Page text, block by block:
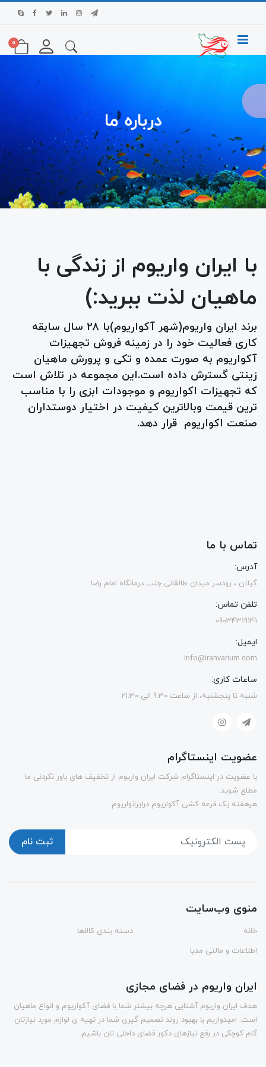
0
درباره ما
با ایران واریوم از زندگی با
ماهیان لذت ببرید:)
برند ایران واریوم(شهر آکواریوم)با 28 سال سابقه
کاری فعالیت خود را در زمینه فروش تجهیزات
آکواریوم به صورت عمده و تکی و پرورش ماهیان
زینتی گسترش داده است.این مجموعه در تلاش است
که تجهیزات اکواریوم و موجودات ابزی را با مناسب
ترین قیمت وبالاترین کیفیت در اختیار دوستداران
صنعت اکواریوم قرار دهد.
تماس با ما
آدرس:
گیلان ، رودسر میدان طالقانی جنب درمانگاه امام رضا
تلفن تماس:
09034319141
ایمیل:
info@iranvarium.com
ساعات کاری:
شنبه تا پنجشنبه، از ساعت 9.30 الی 21.30
عضویت اینستاگرام
با عضویت در اینستاگرام شرکت ایران واریوم از تخفیف های باور نکردنی ما
مطلع شوید.
هرهفته یک قرعه کشی آکواریوم درایرانواریوم
ثبت نام
منوی وب‌سایت
خانه
دسته بندی کالاها
اطلاعات و مالتی مدیا
ایران واریوم در فضای مجازی
هدف ایران واریوم آشنایی هرچه بیشتر شما با فضای آکواریوم و انواع ماهیان
است. امیدواریم با بهبود روند تصمیم گیری شما در تهیه ی لوازم مورد نیازتان
گام کوچکی در رفع نیازهای دکور فضای داخلی تان باشیم.